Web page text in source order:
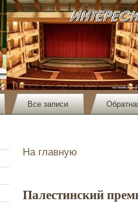
Все записи
На главную
Палестинский